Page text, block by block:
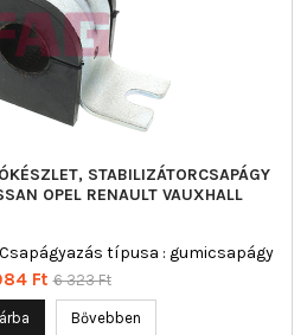
STABILIZÁTORCSAPÁGY
OPEL RENAULT VAUXHALL
típusa : gumicsapágy
Ft Normál
6 323 Ft
Bővebben